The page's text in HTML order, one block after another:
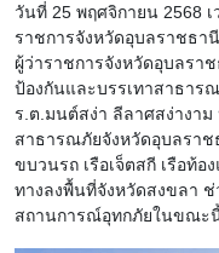
วันที่ 25 พฤศจิกายน 2568
ราชการจังหวัดอุบลราชธา
ผู้ว่าราชการจังหวัดอุบลรา
ป้องกันและบรรเทาสาธาร
ร.ต.มนต์สง่า ลีลาศสง่างา
สาธารณภัยจังหวัดอุบลราช
ขบวนรถ เรือเจ็ตสกี เรือท้
ทางลงพื้นที่จังหวัดสงขลา
สถานการณ์อุทกภัยในขณะ